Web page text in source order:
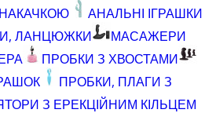
АНАЛЬНІ ІГРАШКИ
ЛАНЦЮЖКИ
МАСАЖЕРИ
ПРОБКИ З ХВОСТАМИ
ПРОБКИ, ПЛАГИ З
З ЕРЕКЦІЙНИМ КІЛЬЦЕМ